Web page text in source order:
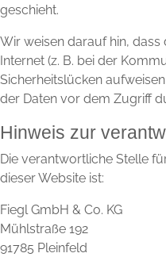
geschieht.
Wir weisen darauf hin,
Internet (z. B. bei der
Sicherheitslücken
der Daten vor dem Zugriff
Hinweis zur
Die verantwortliche Stelle
dieser Website ist:
Fiegl GmbH & Co. KG
Mühlstraße 192
91785 Pleinfeld